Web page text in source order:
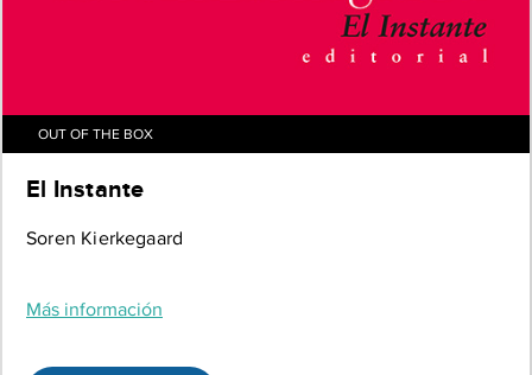
OUT OF THE BOX
El Instante
Soren Kierkegaard
Más información